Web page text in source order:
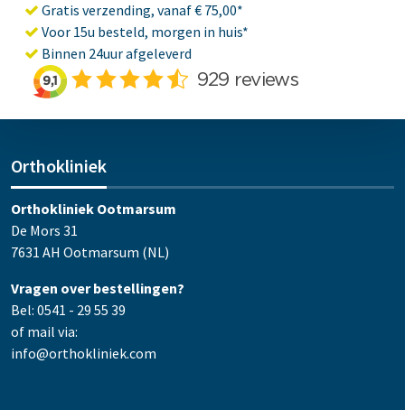
Gratis verzending, vanaf € 75,00*
Voor 15u besteld, morgen in huis*
Binnen 24uur afgeleverd
Orthokliniek
Orthokliniek Ootmarsum
De Mors 31
7631 AH Ootmarsum (NL)
Vragen over bestellingen?
Bel: 0541 - 29 55 39
of mail via:
info@orthokliniek.com